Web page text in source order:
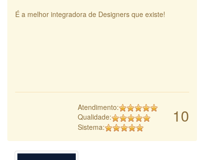
É a melhor integradora de Designers que existe!
10
Atendimento:
Qualidade:
Sistema: